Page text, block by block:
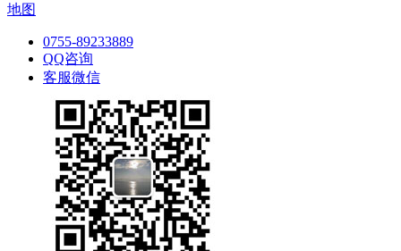
地图
0755-89233889
QQ咨询
客服微信